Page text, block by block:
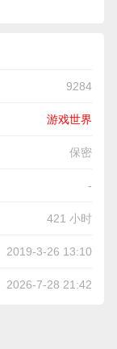
9284
游戏世界
保密
-
421 小时
2019-3-26 13:10
2026-7-28 21:42